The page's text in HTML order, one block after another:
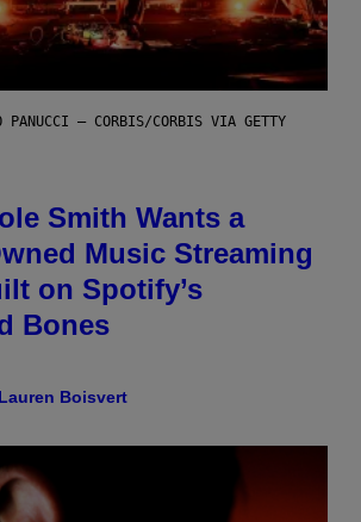
PANUCCI – CORBIS/CORBIS VIA GETTY
Smith Wants a
Music Streaming
on Spotify’s
Bones
Lauren Boisvert